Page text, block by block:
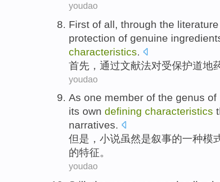
youdao
First of all, through the literature
protection of genuine
characteristics
首先 ， 通过文献法对受保护道地
youdao
As one member of the genus of
its own defining characteristics
narratives.
但是， 小说虽然是叙事的一种模
的特征。
youdao